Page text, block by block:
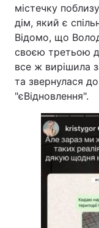
Техно і зв'язок
Зброя
Здоров'я
Цікавинки
Екологія
Лонгріди
містечку
дім, який є
Відомо, що
своєю третьою
все ж вирішила
та звернулася
"єВідновлення".